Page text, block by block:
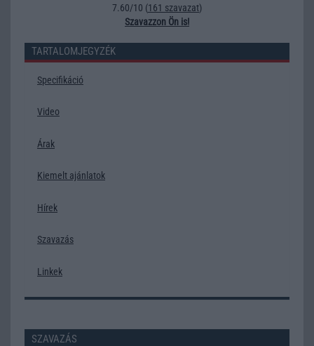
7.60/10 (161 szavazat)
Szavazzon Ön is!
TARTALOMJEGYZÉK
Specifikáció
Video
Árak
Kiemelt ajánlatok
Hírek
Szavazás
Linkek
SZAVAZÁS